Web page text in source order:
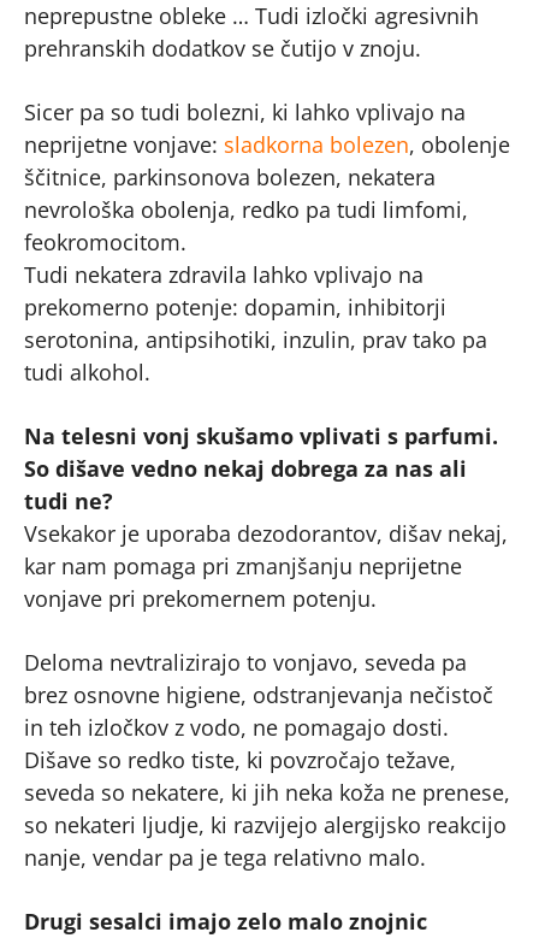
neprepustne obleke … Tudi izločki agresivnih
prehranskih dodatkov se čutijo v znoju.
Sicer pa so tudi bolezni, ki lahko vplivajo na
neprijetne vonjave: sladkorna bolezen, obolenje
ščitnice, parkinsonova bolezen, nekatera
nevrološka obolenja, redko pa tudi limfomi,
feokromocitom.
Tudi nekatera zdravila lahko vplivajo na
prekomerno potenje: dopamin, inhibitorji
serotonina, antipsihotiki, inzulin, prav tako pa
tudi alkohol.
Na telesni vonj skušamo vplivati s parfumi.
So dišave vedno nekaj dobrega za nas ali
tudi ne?
Vsekakor je uporaba dezodorantov, dišav nekaj,
kar nam pomaga pri zmanjšanju neprijetne
vonjave pri prekomernem potenju.
Deloma nevtralizirajo to vonjavo, seveda pa
brez osnovne higiene, odstranjevanja nečistoč
in teh izločkov z vodo, ne pomagajo dosti.
Dišave so redko tiste, ki povzročajo težave,
seveda so nekatere, ki jih neka koža ne prenese,
so nekateri ljudje, ki razvijejo alergijsko reakcijo
nanje, vendar pa je tega relativno malo.
Drugi sesalci imajo zelo malo znojnic